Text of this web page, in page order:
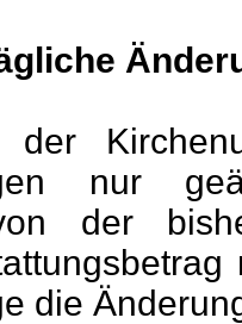
der
nur
der
die